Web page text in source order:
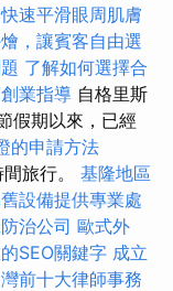
速平滑眼周肌膚
，讓賓客自由選
了解如何選擇合
業指導 自格里斯
假期以來，已經
的申請方法
旅行。 基隆地區
設備提供專業處
治公司 歐式外
SEO關鍵字 成立
前十大律師事務